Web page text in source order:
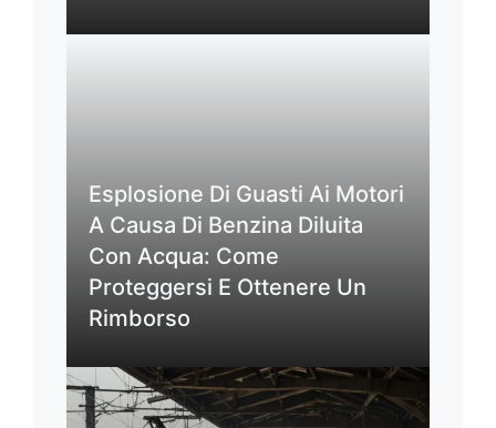
Esplosione Di Guasti Ai Motori
A Causa Di Benzina Diluita
Con Acqua: Come
Proteggersi E Ottenere Un
Rimborso